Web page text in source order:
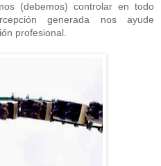
(debemos) controlar en todo
generada nos ayude
profesional.